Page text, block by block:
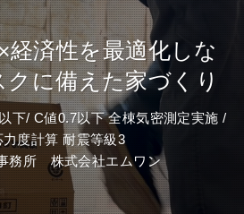
経済性を最適化しな
に備えた家づくり
下/ C値0.7以下 全棟気密測定実施 /
力度計算 耐震等級3
務所 株式会社エムワン